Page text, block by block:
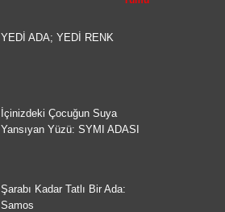
YEDİ ADA; YEDİ RENK
İçinizdeki Çocuğun Suya
Yansıyan Yüzü: SYMI ADASI
Şarabı Kadar Tatlı Bir Ada:
Samos